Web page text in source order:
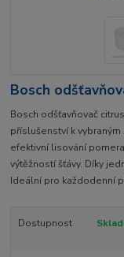
Bosch
Bosch odšťavňovač
příslušenství k
efektivní lisování
výtěžností šťávy. Díky
Ideální pro každodenní
Dostupnost